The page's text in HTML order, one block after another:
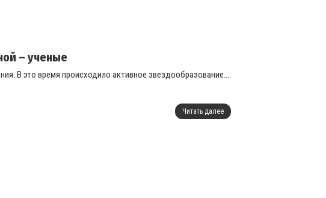
– ученые
В это время происходило активное звездообразование....
Читать далее